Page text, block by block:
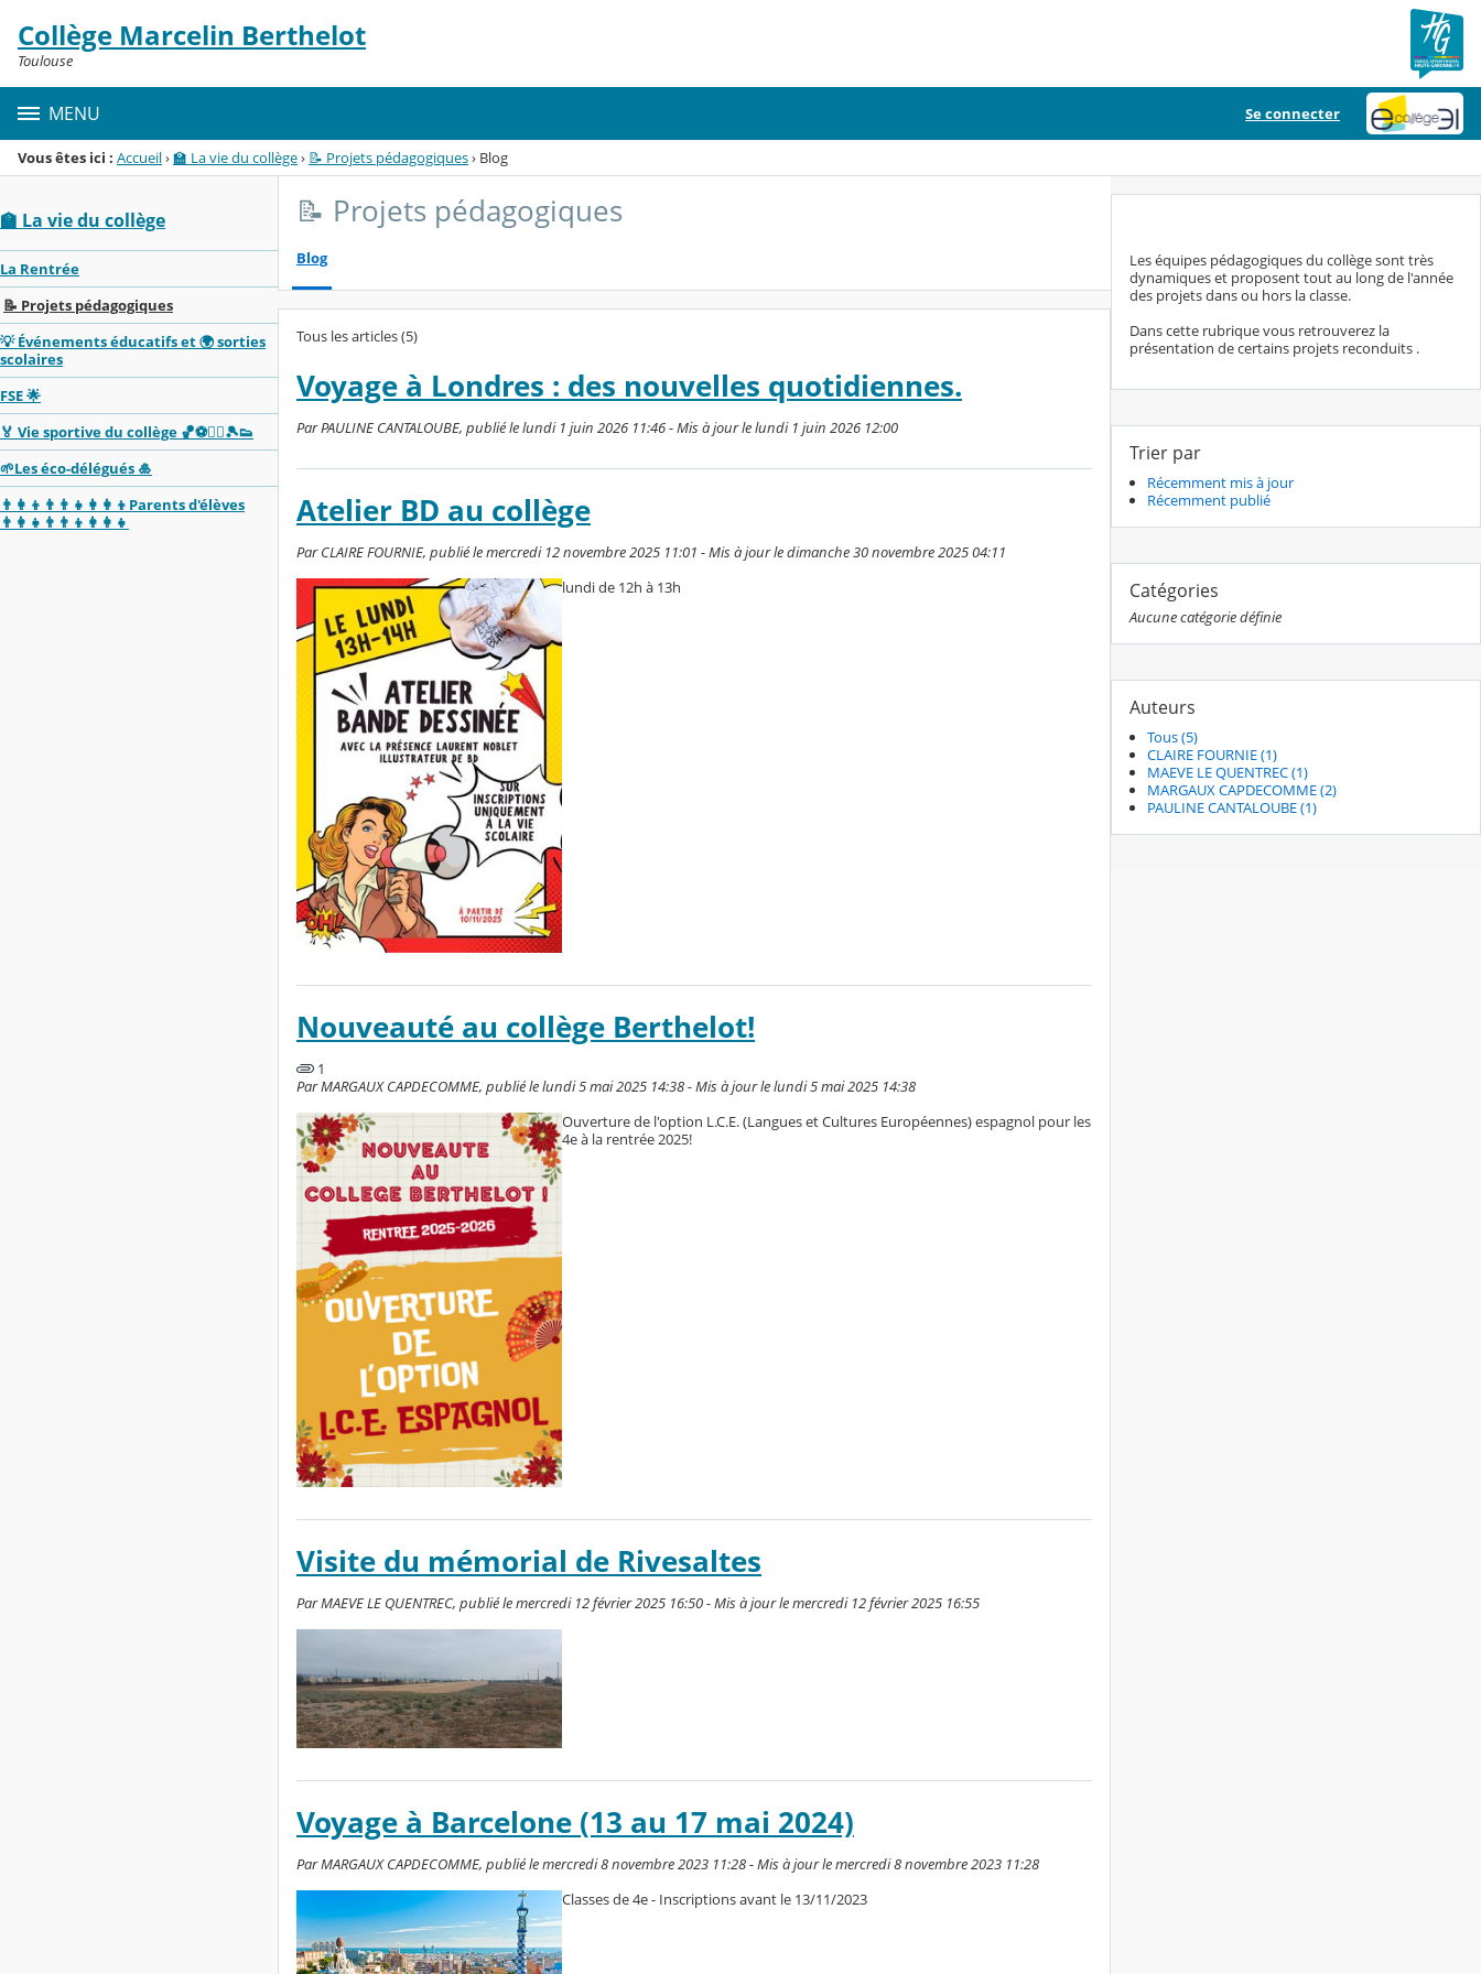
Menu de la rubrique
Contenu
Collège Marcelin Berthelot
Toulouse
MENU Se connecter
Vous êtes ici : Accueil›🏫 La vie du collège› 📝 Projets pédagogiques› Blog
🏫 La vie du collège
La Rentrée
📝 Projets pédagogiques
💡 Événements éducatifs et 🌍 sorties
scolaires
FSE 🌟
🏅 Vie sportive du collège 🏀⚽🏊‍♂️🎾👟
🌱Les éco-délégués 🎍
👨‍👩‍👦👨‍👨‍👧👩‍👩‍👦Parents d'élèves
👨‍👩‍👧👨‍👨‍👦👩‍👩‍👧
📝 Projets pédagogiques
Blog
Tous les articles (5)
Voyage à Londres : des nouvelles quotidiennes.
Par PAULINE CANTALOUBE, publié le lundi 1 juin 2026 11:46 - Mis à jour le lundi 1 juin 2026 12:00
Atelier BD au collège
Par CLAIRE FOURNIE, publié le mercredi 12 novembre 2025 11:01 - Mis à jour le dimanche 30 novembre 2025 04:11
lundi de 12h à 13h
Nouveauté au collège Berthelot!
1
Par MARGAUX CAPDECOMME, publié le lundi 5 mai 2025 14:38 - Mis à jour le lundi 5 mai 2025 14:38
Ouverture de l'option L.C.E. (Langues et Cultures Européennes) espagnol pour les
4e à la rentrée 2025!
Visite du mémorial de Rivesaltes
Par MAEVE LE QUENTREC, publié le mercredi 12 février 2025 16:50 - Mis à jour le mercredi 12 février 2025 16:55
Voyage à Barcelone (13 au 17 mai 2024)
Par MARGAUX CAPDECOMME, publié le mercredi 8 novembre 2023 11:28 - Mis à jour le mercredi 8 novembre 2023 11:28
Classes de 4e - Inscriptions avant le 13/11/2023
Les équipes pédagogiques du collège sont très
dynamiques et proposent tout au long de l'année
des projets dans ou hors la classe.
Dans cette rubrique vous retrouverez la
présentation de certains projets reconduits .
Trier par
Récemment mis à jour
Récemment publié
Catégories
Aucune catégorie définie
Auteurs
Tous (5)
CLAIRE FOURNIE (1)
MAEVE LE QUENTREC (1)
MARGAUX CAPDECOMME (2)
PAULINE CANTALOUBE (1)